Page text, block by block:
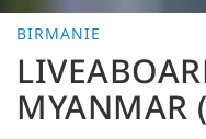
BIRMANIE
MYANMAR